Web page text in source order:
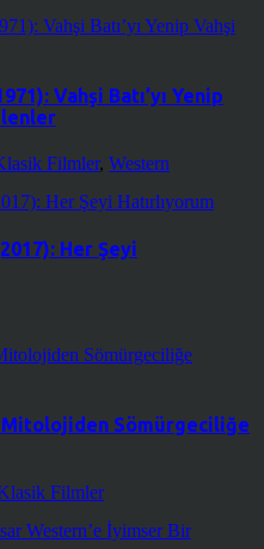
Vahşi Batı’yı Yenip
Filmler, Western
Her Şeyi
Mitolojiden Sömürgeciliğe
Filmler